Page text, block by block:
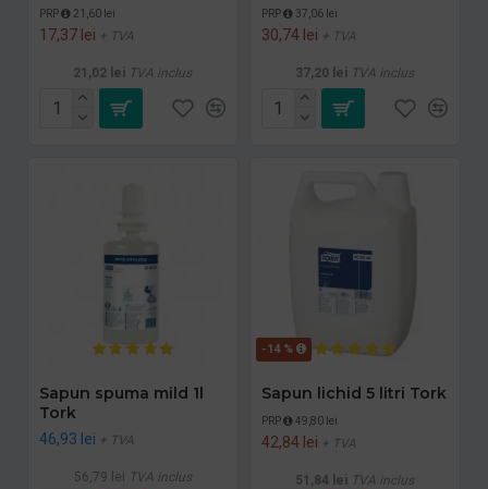
PRP 21,60 lei
17,37 lei + TVA
21,02 lei TVA inclus
PRP 37,06 lei
30,74 lei + TVA
37,20 lei TVA inclus
Sapun spuma mild 1l
Tork
46,93 lei + TVA
56,79 lei TVA inclus
-14 %
Sapun lichid 5 litri Tork
PRP 49,80 lei
42,84 lei + TVA
51,84 lei TVA inclus